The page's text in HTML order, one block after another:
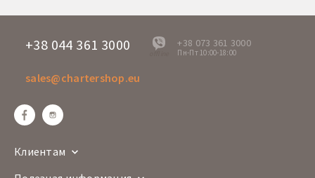
+38 044 361 3000
offline
+38 073 361 3000
Пн-Пт 10:00-18:00
sales@chartershop.eu
Клиентам